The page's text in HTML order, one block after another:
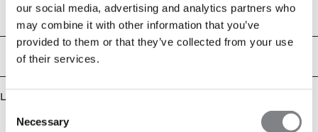
our social media, advertising and analytics partners who
may combine it with other information that you’ve
provided to them or that they’ve collected from your use
of their services.
Selection
Necessary
og hvert steg. Avsluttet med et rent design uten lommer og resirkulerte fibre
for et mer ansvarlig valg. 92 % resirkulert polyamid, 8 % elastan.
Tekniske egenskaper
Levering og retur
Lignende produkter